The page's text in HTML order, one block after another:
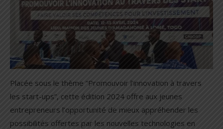
Placée sous le thème “Promouvoir l’innovation à travers
les start-ups”, cette édition 2024 offre aux jeunes
entrepreneurs l’opportunité de mieux appréhender les
possibilités offertes par les nouvelles technologies en